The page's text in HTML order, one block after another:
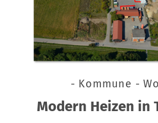
- Kommune -
Modern Heizen in